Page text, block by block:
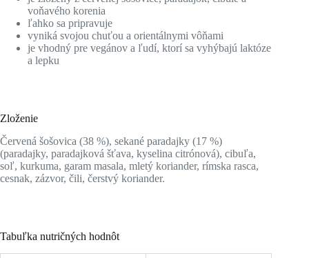
voňavého korenia
ľahko sa pripravuje
vyniká svojou chuťou a orientálnymi vôňami
je vhodný pre vegánov a ľudí, ktorí sa vyhýbajú laktóze
a lepku
Zloženie
Červená šošovica (38 %), sekané paradajky (17 %)
(paradajky, paradajková šťava, kyselina citrónová), cibuľa,
soľ, kurkuma, garam masala, mletý koriander, rímska rasca,
cesnak, zázvor, čili, čerstvý koriander.
Tabuľka nutričných hodnôt